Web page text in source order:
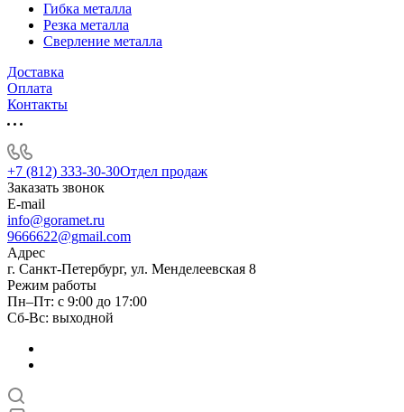
Гибка металла
Резка металла
Сверление металла
Доставка
Оплата
Контакты
+7 (812) 333-30-30Отдел продаж
Заказать звонок
E-mail
info@goramet.ru
9666622@gmail.com
Адрес
г. Санкт-Петербург, ул. Менделеевская 8
Режим работы
Пн–Пт: с 9:00 до 17:00
Сб-Вс: выходной